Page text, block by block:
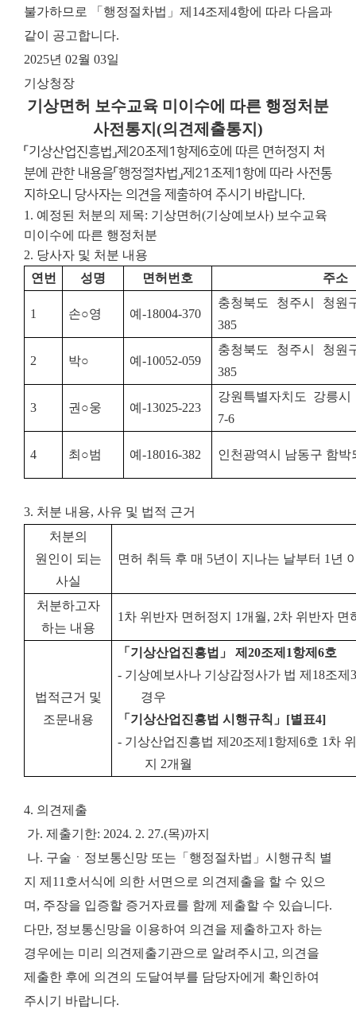
불가하므로 「행정절차법」제14조제4항에 따라 다음과
같이 공고합니다.
2025년 02월 03일
기상청장
기상면허 보수교육 미이수에 따른 행정처분
사전통지(의견제출통지)
「기상산업진흥법」제20조제1항제6호에 따른 면허정지 처
분에 관한 내용을「행정절차법」제21조제1항에 따라 사전통
지하오니 당사자는 의견을 제출하여 주시기 바랍니다.
1. 예정된 처분의 제목: 기상면허(기상예보사) 보수교육
미이수에 따른 행정처분
2. 당사자 및 처분 내용
연번
성명 면허번호 주소
1 손○영 예-18004-370
충청북도 청주시 청원
385
2 박○ 예-10052-059
충청북도 청주시 청원
385
3 권○웅 예-13025-223
강원특별자치도 강릉시
7-6
4 최○범 예-18016-382 인천광역시 남동구 함박
3. 처분 내용, 사유 및 법적 근거
처분의
원인이 되는
사실
면허 취득 후 매 5년이 지나는 날부터 1년
처분하고자
하는 내용
1차 위반자 면허정지 1개월, 2차 위반자 면
법적근거 및
조문내용
「 기상산업진흥법 」 제 20조제 1항제 6호
- 기상예보사나 기상감정사가 법 제18조
경우
「 기상산업진흥법 시행규칙 」 [별표4]
- 기상산업진흥법 제20조제1항제6호 1차
지 2개월
4. 의견제출
가. 제출기한: 2024. 2. 27.(목)까지
나. 구술ㆍ정보통신망 또는「행정절차법」시행규칙 별
지 제11호서식에 의한 서면으로 의견제출을 할 수 있으
며, 주장을 입증할 증거자료를 함께 제출할 수 있습니다.
다만, 정보통신망을 이용하여 의견을 제출하고자 하는
경우에는 미리 의견제출기관으로 알려주시고, 의견을
제출한 후에 의견의 도달여부를 담당자에게 확인하여
주시기 바랍니다.